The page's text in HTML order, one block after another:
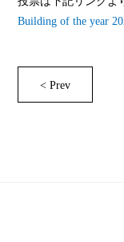
Building of the year
< Prev